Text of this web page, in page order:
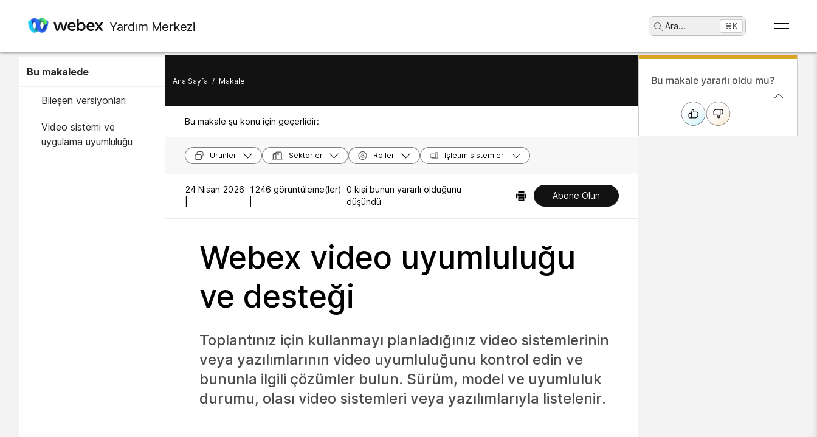
Yardım Merkezi Ara... ⌘K
Bu makalede
Bileşen versiyonları
Video sistemi ve
uygulama uyumluluğu
Ana Sayfa / Makale
Bu makale şu konu için geçerlidir:
Ürünler Sektörler Roller İşletim sistemleri
24 Nisan 2026
1246 görüntüleme(ler) 0 kişi bunun yararlı olduğunu
düşündü
Abone Olun
Webex video uyumluluğu
ve desteği
Toplantınız için kullanmayı planladığınız video sistemlerinin
veya yazılımlarının video uyumluluğunu kontrol edin ve
bununla ilgili çözümler bulun. Sürüm, model ve uyumluluk
durumu, olası video sistemleri veya yazılımlarıyla listelenir.
Bu makale yararlı oldu mu?